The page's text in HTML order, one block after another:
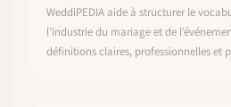
COMMENCER
WeddiPEDIA aide à structurer le
l’industrie du mariage et de
définitions claires, professionnelles et